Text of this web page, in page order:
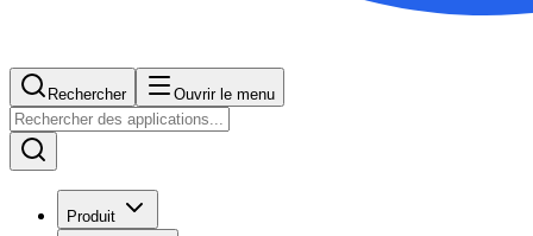
Rechercher Ouvrir le menu
Produit